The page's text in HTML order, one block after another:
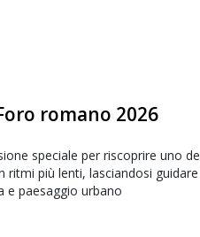
romano 2026
speciale per riscoprire uno
ritmi più lenti, lasciandosi
e paesaggio urbano